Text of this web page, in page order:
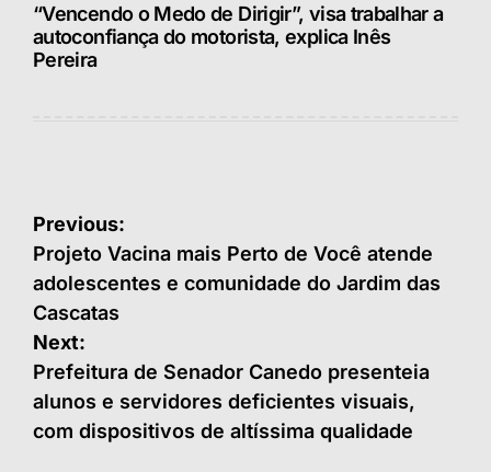
“Vencendo o Medo de Dirigir”, visa trabalhar a
autoconfiança do motorista, explica Inês
Pereira
Navegação
de
Post
Previous:
Projeto Vacina mais Perto de Você atende
adolescentes e comunidade do Jardim das
Cascatas
Next:
Prefeitura de Senador Canedo presenteia
alunos e servidores deficientes visuais,
com dispositivos de altíssima qualidade